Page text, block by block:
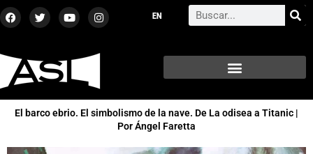
al
F
a
c
o
k
T
w
i
e
r
Y
o
u
b
I
n
s
a
Search
El barco ebrio. El simbolismo de la nave. De La odisea a Titanic |
Por Ángel Faretta